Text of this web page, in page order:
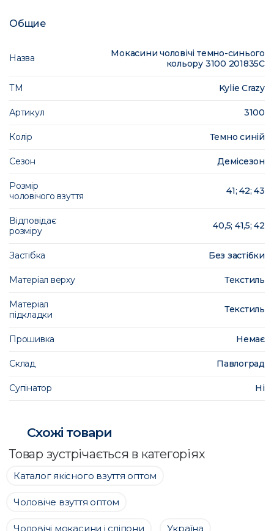
Общие
Назва
Мокасини чоловічі темно-синього
кольору 3100 201835C
ТМ Kylie Crazy
Артикул 3100
Колір Темно синій
Сезон Демісезон
Розмір
чоловічого взуття
41; 42; 43
Відповідає
розміру
40,5; 41,5; 42
Застібка Без застібки
Матеріал верху Текстиль
Матеріал
підкладки
Текстиль
Прошивка Немає
Склад Павлоград
Супінатор Ні
Схожі товари
Товар зустрічається в категоріях
Каталог якісного взуття оптом
Чоловіче взуття оптом
Чоловічі мокасини і сліпони Україна